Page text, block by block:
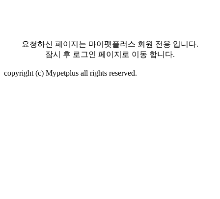
요청하신 페이지는 마이펫플러스 회원 전용 입니다.
잠시 후 로그인 페이지로 이동 합니다.
copyright (c) Mypetplus all rights reserved.